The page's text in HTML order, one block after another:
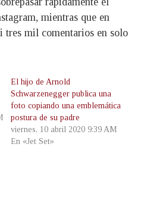
mientras que en
tres mil comentarios en solo
El hijo de Arnold
Schwarzenegger publica una
foto copiando una emblemática
postura de su padre
viernes, 10 abril 2020 9:39 AM
En «Jet Set»